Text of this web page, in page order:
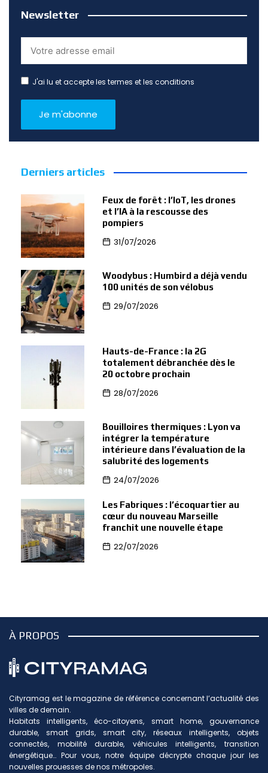
Newsletter
J'ai lu et accepte les termes et les conditions
Derniers articles
Feux de forêt : l’IoT, les drones
et l’IA à la rescousse des
pompiers
31/07/2026
Woodybus : Humbird a déjà vendu
100 unités de son vélobus
29/07/2026
Hauts-de-France : la 2G
totalement débranchée dès le
20 octobre prochain
28/07/2026
Bouilloires thermiques : Lyon va
intégrer la température
intérieure dans l’évaluation de la
salubrité des logements
24/07/2026
Les Fabriques : l’écoquartier au
cœur du nouveau Marseille
franchit une nouvelle étape
22/07/2026
À PROPOS
Cityramag est le magazine de référence concernant l’actualité des
villes de demain.
Habitats intelligents, éco-citoyens, smart home, gouvernance
durable, smart grids, smart city, réseaux intelligents, objets
connectés, mobilité durable, véhicules intelligents, transition
énergétique… Pour vous, notre équipe décrypte chaque jour les
nouvelles prouesses de nos métropoles.